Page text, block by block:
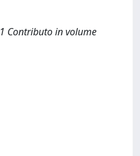
Contributo in volume